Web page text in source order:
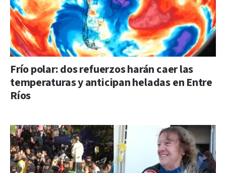
Frío polar: dos refuerzos harán caer las
temperaturas y anticipan heladas en Entre
Ríos